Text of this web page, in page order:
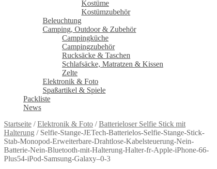
Kostüme
Kostümzubehör
Beleuchtung
Camping, Outdoor & Zubehör
Campingküche
Campingzubehör
Rucksäcke & Taschen
Schlafsäcke, Matratzen & Kissen
Zelte
Elektronik & Foto
Spaßartikel & Spiele
Packliste
News
Startseite /Elektronik & Foto /Batterieloser Selfie Stick mit
Halterung / Selfie-Stange-JETech-Batterielos-Selfie-Stange-Stick-
Stab-Monopod-Erweiterbare-Drahtlose-Kabelsteuerung-Nein-
Batterie-Nein-Bluetooth-mit-Halterung-Halter-fr-Apple-iPhone-66-
Plus54-iPod-Samsung-Galaxy–0-3